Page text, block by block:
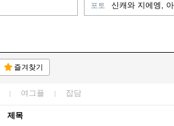
포토
즐겨찾기
여그플 잡담
제목